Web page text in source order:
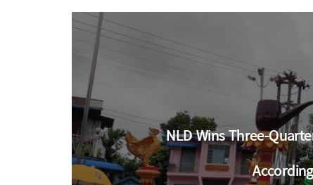
NLD Wins Three-